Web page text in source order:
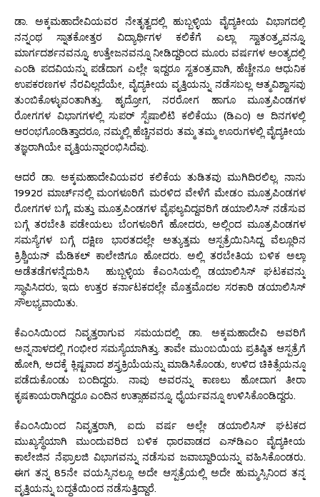
ಡಾ. ಅಕ್ಕಮಹಾದೇವಿಯವರ ನೇತೃತ್ವದಲ್ಲಿ ಹುಬ್ಬಳ್ಳಿಯ ವೈದ್ಯಕೀಯ ವಿಭಾಗದಲ್ಲಿ
ನನ್ನಂಥ ಸ್ನಾತಕೋತ್ತರ ವಿದ್ಯಾರ್ಥಿಗಳ ಕಲಿಕೆಗೆ ಎಲ್ಲಾ ಸ್ವಾತಂತ್ರ್ಯವನ್ನೂ,
ಮಾರ್ಗದರ್ಶನವನ್ನೂ, ಉತ್ತೇಜನವನ್ನೂ ನೀಡಿದ್ದರಿಂದ ಮೂರು ವರ್ಷಗಳ ಅಂತ್ಯದಲ್ಲಿ
ಎಂಡಿ ಪದವಿಯನ್ನು ಪಡೆದಾಗ ಎಲ್ಲೇ ಇದ್ದರೂ ಸ್ವತಂತ್ರವಾಗಿ, ಹೆಚ್ಚೇನೂ ಆಧುನಿಕ
ಉಪಕರಣಗಳ ನೆರವಿಲ್ಲದೆಯೇ, ವೈದ್ಯಕೀಯ ವೃತ್ತಿಯನ್ನು ನಡೆಸಬಲ್ಲ ಆತ್ಮವಿಶ್ವಾಸವು
ತುಂಬಿಕೊಳ್ಳುವಂತಾಗಿತ್ತು. ಹೃದ್ರೋಗ, ನರರೋಗ ಹಾಗೂ ಮೂತ್ರಪಿಂಡಗಳ
ರೋಗಗಳ ವಿಭಾಗಗಳಲ್ಲಿ ಸುಪರ್ ಸ್ಪೆಷಾಲಿಟಿ ಕಲಿಕೆಯು (ಡಿಎಂ) ಆ ದಿನಗಳಲ್ಲಿ
ಆರಂಭಗೊಂಡಿತ್ತಾದರೂ, ನಮ್ಮಲ್ಲಿ ಹೆಚ್ಚಿನವರು ತಮ್ಮ ತಮ್ಮ ಊರುಗಳಲ್ಲಿ ವೈದ್ಯಕೀಯ
ತಜ್ಞರಾಗಿಯೇ ವೃತ್ತಿಯನ್ನಾರಂಭಿಸಿದೆವು.
ಆದರೆ ಡಾ. ಅಕ್ಕಮಹಾದೇವಿಯವರ ಕಲಿಕೆಯ ತುಡಿತವು ಮುಗಿದಿರಲಿಲ್ಲ. ನಾನು
1992ರ ಮಾರ್ಚ್‌ನಲ್ಲಿ ಮಂಗಳೂರಿಗೆ ಮರಳಿದ ವೇಳೆಗೆ ಮೇಡಂ ಮೂತ್ರಪಿಂಡಗಳ
ರೋಗಗಳ ಬಗ್ಗೆ, ಮತ್ತು ಮೂತ್ರಪಿಂಡಗಳ ವೈಫಲ್ಯವಿದ್ದವರಿಗೆ ಡಯಾಲಿಸಿಸ್ ನಡೆಸುವ
ಬಗ್ಗೆ ತರಬೇತಿ ಪಡೇಯಲು ಬೆಂಗಳೂರಿಗೆ ಹೋದರು, ಅಲ್ಲಿಂದ ಮೂತ್ರಪಿಂಡಗಳ
ಸಮಸ್ಯೆಗಳ ಬಗ್ಗೆ ದಕ್ಷಿಣ ಭಾರತದಲ್ಲೇ ಅತ್ಯುತ್ತಮ ಆಸ್ಪತ್ರೆಯಿನಿಸಿದ್ದ ವೆಲ್ಲೂರಿನ
ಕ್ರಿಶ್ಚಿಯನ್ ಮೆಡಿಕಲ್ ಕಾಲೇಜಿಗೂ ಹೋದರು. ಅಲ್ಲಿ ತರಬೇತಿಯ ಬಳಿಕ ಅಲ್ಲಾ
ಅಡೆತಡೆಗಳನ್ನೆದುರಿಸಿ ಹುಬ್ಬಳ್ಳಿಯ ಕೆಎಂಸಿಯಲ್ಲಿ ಡಯಾಲಿಸಿಸ್ ಘಟಕವನ್ನು
ಸ್ಥಾಪಿಸಿದರು, ಇದು ಉತ್ತರ ಕರ್ನಾಟಕದಲ್ಲೇ ಮೊತ್ತಮೊದಲ ಸರಕಾರಿ ಡಯಾಲಿಸಿಸ್
ಸೌಲಭ್ಯವಾಯಿತು.
ಕೆಎಂಸಿಯಿಂದ ನಿವೃತ್ತರಾಗುವ ಸಮಯದಲ್ಲಿ ಡಾ. ಅಕ್ಕಮಹಾದೇವಿ ಅವರಿಗೆ
ಅನ್ನನಾಳದಲ್ಲಿ ಗಂಭೀರ ಸಮಸ್ಯೆಯಾಗಿತ್ತು. ತಾವೇ ಮುಂಬಯಿಯ ಪ್ರತಿಷ್ಠಿತ ಆಸ್ಪತ್ರೆಗೆ
ಹೋಗಿ, ಅದಕ್ಕೆ ಕ್ಲಿಷ್ಟವಾದ ಶಸ್ತ್ರಕ್ರಿಯೆಯನ್ನು ಮಾಡಿಸಿಕೊಂಡು, ಉಳಿದ ಚಿಕಿತ್ಸೆಯನ್ನೂ
ಪಡೆದುಕೊಂಡು ಬಂದಿದ್ದರು. ನಾವು ಅವರನ್ನು ಕಾಣಲು ಹೋದಾಗ ತೀರಾ
ಕೃಷಕಾಯರಾಗಿದ್ದರೂ ಎಂದಿನ ಉತ್ಸಾಹವನ್ನೂ, ಧೈರ್ಯವನ್ನೂ ಉಳಿಸಿಕೊಂಡಿದ್ದರು.
ಕೆಎಂಸಿಯಿಂದ ನಿವೃತ್ತರಾಗಿ, ಐದು ವರ್ಷ ಅಲ್ಲೇ ಡಯಾಲಿಸಿಸ್ ಘಟಕದ
ಮುಖ್ಯಸ್ಥೆಯಾಗಿ ಮುಂದುವರಿದ ಬಳಿಕ ಧಾರವಾಡದ ಎಸ್‌ಡಿಎಂ ವೈದ್ಯಕೀಯ
ಕಾಲೇಜಿನ ನೆಫ್ರಾಲಜಿ ವಿಭಾಗವನ್ನು ನಡೆಸುವ ಜವಾಬ್ದಾರಿಯನ್ನು ವಹಿಸಿಕೊಂಡರು.
ಈಗ ತನ್ನ 85ನೇ ವಯಸ್ಸಿನಲ್ಲೂ ಅದೇ ಆಸ್ಪತ್ರೆಯಲ್ಲಿ ಅದೇ ಹುಮ್ಮಸ್ಸಿನಿಂದ ತನ್ನ
ವೃತ್ತಿಯನ್ನು ಬದ್ಧತೆಯಿಂದ ನಡೆಸುತ್ತಿದ್ದಾರೆ.